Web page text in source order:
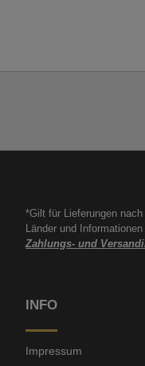
*Gilt für Lieferungen
Länder und
Zahlungs- und
INFO
Impressum